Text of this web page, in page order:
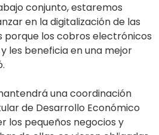
conjunto, estaremos
en la digitalización de las
los cobros electrónicos
les beneficia en una mejor
una coordinación
de Desarrollo Económico
pequeños negocios y